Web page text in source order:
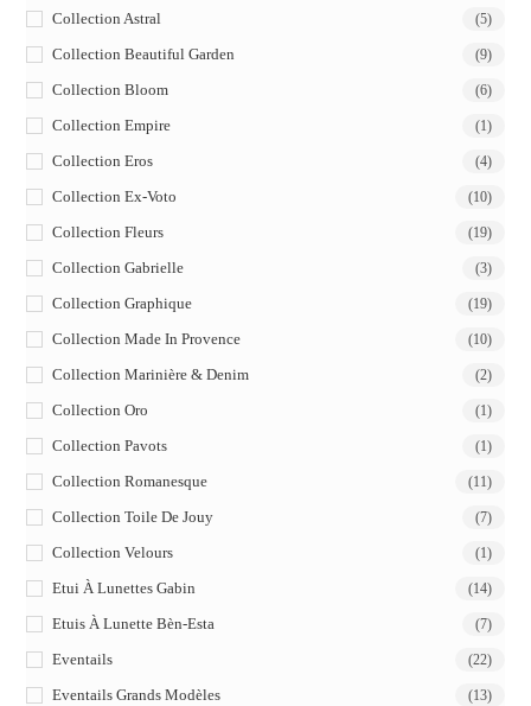
Collection Astral (5)
Collection Beautiful Garden (9)
Collection Bloom (6)
Collection Empire (1)
Collection Eros (4)
Collection Ex-Voto (10)
Collection Fleurs (19)
Collection Gabrielle (3)
Collection Graphique (19)
Collection Made In Provence (10)
Collection Marinière & Denim (2)
Collection Oro (1)
Collection Pavots (1)
Collection Romanesque (11)
Collection Toile De Jouy (7)
Collection Velours (1)
Etui À Lunettes Gabin (14)
Etuis À Lunette Bèn-Esta (7)
Eventails (22)
Eventails Grands Modèles (13)